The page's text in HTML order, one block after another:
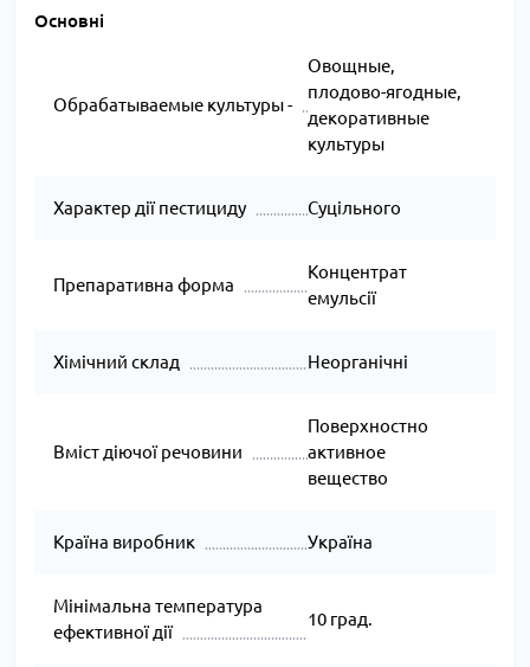
Основні
Обрабатываемые культуры -
Овощные,
плодово-ягодные,
декоративные
культуры
Характер дії пестициду Суцільного
Препаративна форма
Концентрат
емульсії
Хімічний склад Неорганічні
Вміст діючої речовини
Поверхностно
активное
вещество
Країна виробник Україна
Мінімальна температура
ефективної дії
10 град.